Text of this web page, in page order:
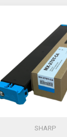
SHARP